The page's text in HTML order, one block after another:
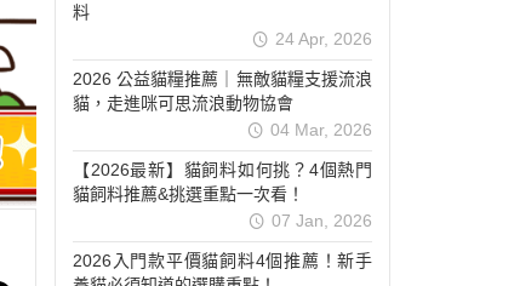
料
24 Apr, 2026
2026 公益貓糧推薦｜無敵貓糧支援流浪
貓，走進咪可思流浪動物協會
04 Mar, 2026
【2026最新】貓飼料如何挑？4個熱門
貓飼料推薦&挑選重點一次看！
07 Jan, 2026
2026入門款平價貓飼料4個推薦！新手